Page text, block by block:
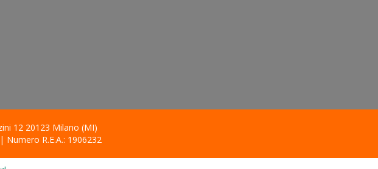
12 20123 Milano (MI)
Numero R.E.A.: 1906232